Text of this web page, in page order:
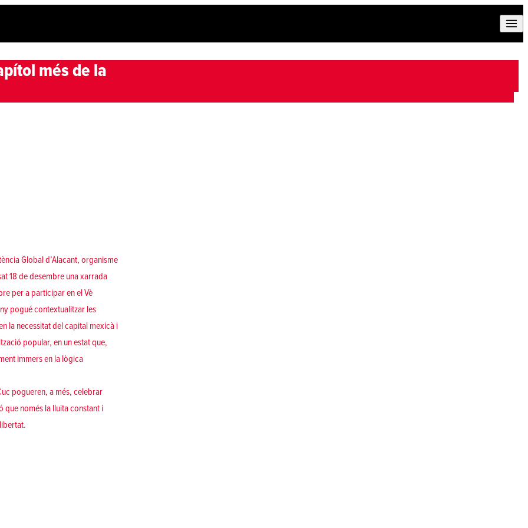
més de la
Global d’Alacant, organisme
18 de desembre una xarrada
per a participar en el Vè
pogué contextualitzar les
la necessitat del capital mexicà i
popular, en un estat que,
immers en la lògica
pogueren, a més, celebrar
que només la lluita constant i